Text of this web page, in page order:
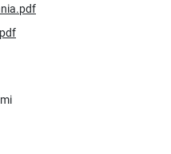
link otworzy się w nowym